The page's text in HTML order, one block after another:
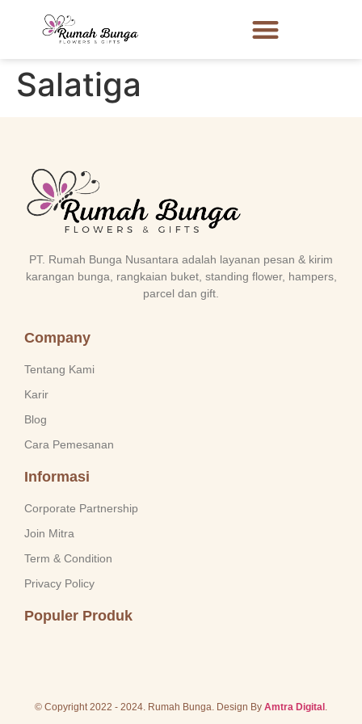
Salatiga
PT. Rumah Bunga Nusantara adalah layanan pesan & kirim
karangan bunga, rangkaian buket, standing flower, hampers,
parcel dan gift.
Company
Tentang Kami
Karir
Blog
Cara Pemesanan
Informasi
Corporate Partnership
Join Mitra
Term & Condition
Privacy Policy
Populer Produk
© Copyright 2022 - 2024. Rumah Bunga. Design By Amtra Digital